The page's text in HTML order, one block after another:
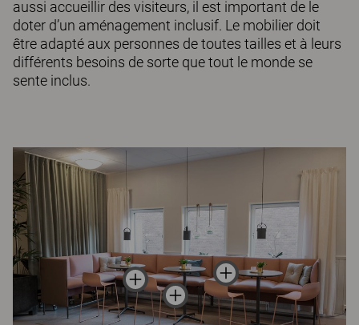
aussi accueillir des visiteurs, il est important de le
doter d’un aménagement inclusif. Le mobilier doit
être adapté aux personnes de toutes tailles et à leurs
différents besoins de sorte que tout le monde se
sente inclus.